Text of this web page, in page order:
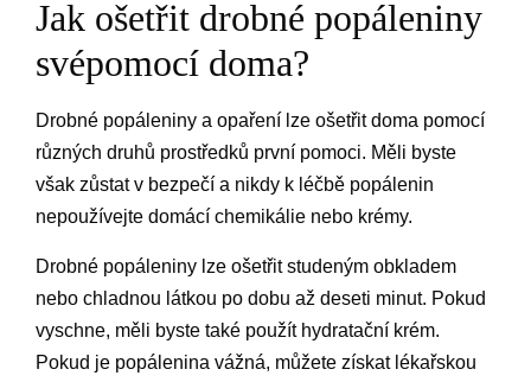
Jak ošetřit drobné popáleniny
svépomocí doma?
Drobné popáleniny a opaření lze ošetřit doma pomocí
různých druhů prostředků první pomoci. Měli byste
však zůstat v bezpečí a nikdy k léčbě popálenin
nepoužívejte domácí chemikálie nebo krémy.
Drobné popáleniny lze ošetřit studeným obkladem
nebo chladnou látkou po dobu až deseti minut. Pokud
vyschne, měli byste také použít hydratační krém.
Pokud je popálenina vážná, můžete získat lékařskou